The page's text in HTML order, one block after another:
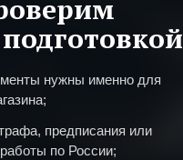
нужны именно для
предписания или
по России;